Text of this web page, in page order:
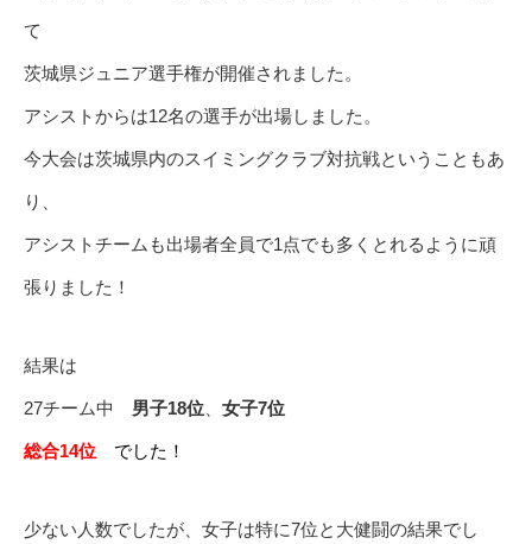
て
茨城県ジュニア選手権が開催されました。
アシストからは12名の選手が出場しました。
今大会は茨城県内のスイミングクラブ対抗戦ということもあ
り、
アシストチームも出場者全員で1点でも多くとれるように頑
張りました！
結果は
27チーム中 男子18位 女子7位
総合14位 でした！
少ない人数でしたが、女子は特に7位と大健闘の結果でし